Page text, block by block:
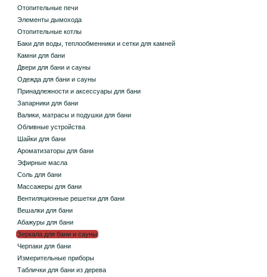
Отопительные печи
Элементы дымохода
Отопительные котлы
Баки для воды, теплообменники и сетки для камней
Камни для бани
Двери для бани и сауны
Одежда для бани и сауны
Принадлежности и аксессуары для бани
Запарники для бани
Валики, матрасы и подушки для бани
Обливные устройства
Шайки для бани
Ароматизаторы для бани
Эфирные масла
Соль для бани
Массажеры для бани
Вентиляционные решетки для бани
Вешалки для бани
Абажуры для бани
Зеркала для бани и сауны
Черпаки для бани
Измерительные приборы
Таблички для бани из дерева